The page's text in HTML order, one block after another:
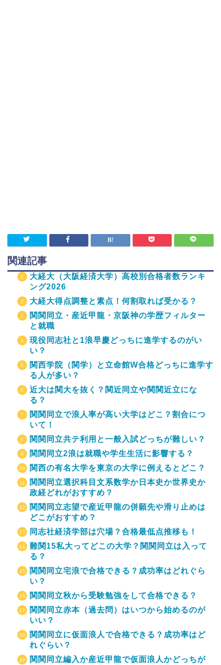
関連記事
大経大（大阪経済大学）高校別合格者数ランキ
ング2026
大経大得点調整と素点！何割取れば受かる？
関関同立・産近甲龍・京阪神の学歴フィルター
と就職
現役同志社と1浪早慶どっちに進学するのがい
い？
関西学院（関学）と立命館W合格どっちに進学す
る人が多い？
近大は関大を抜く？関近同立や関関近立にな
る？
関関同立で浪人率が高い大学はどこ？割合につ
いて！
関関同立共テ利用と一般入試どっちが難しい？
関関同立2浪は就職や学生生活に影響する？
関西の有名大学を東京の大学に例えるとどこ？
関関同立選択科目文系数学か日本史か世界史か
政経どれがおすすめ？
関関同立志望で産近甲龍の併願先や滑り止めは
どこがおすすめ？
同志社経済学部は穴場？合格最低点推移も！
難関15私大ってどこの大学？関関同立は入って
る？
関関同立宅浪で合格できる？成功率はどれぐら
い？
関関同立秋から受験勉強をして合格できる？
関関同立赤本（過去問）はいつから始めるのが
いい？
関関同立に仮面浪人で合格できる？成功率はど
れぐらい？
関関同立編入か産近甲龍で仮面浪人かどっちが